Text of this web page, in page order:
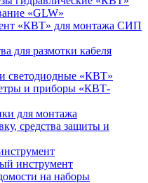
«GLW»
«КВТ» для монтажа СИП
для размотки кабеля
светодиодные «КВТ»
и приборы «КВТ-
для монтажа
средства защиты и
инструмент
на наборы